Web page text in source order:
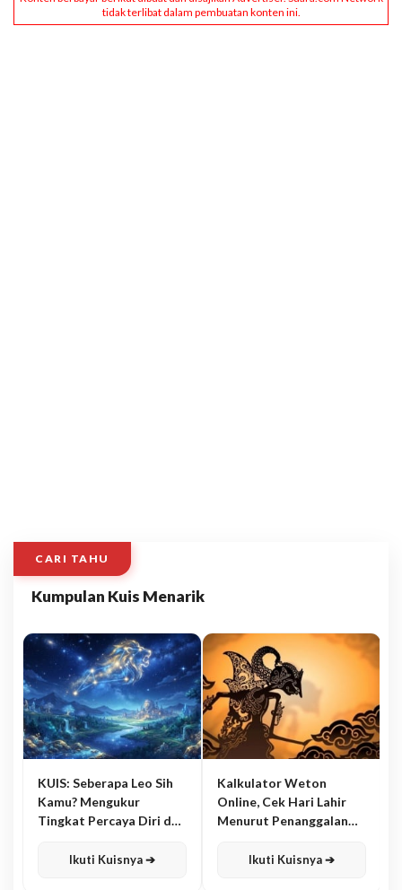
CARI TAHU
Kumpulan Kuis Menarik
KUIS: Seberapa Leo Sih
Kamu? Mengukur
Tingkat Percaya Diri dan
Ikuti Kuisnya ➔
Kalkulator Weton
Online, Cek Hari Lahir
Menurut Penanggalan
Ikuti Kuisnya ➔